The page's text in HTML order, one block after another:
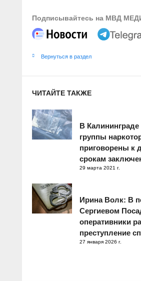
Подписывайтесь на МВД
Вернуться в раздел
ЧИТАЙТЕ ТАКЖЕ
В
группы
приговорены к
срокам
29 марта 2021 г.
Ирина Волк: В
Сергиевом
оперативники
преступление
27 января 2026 г.